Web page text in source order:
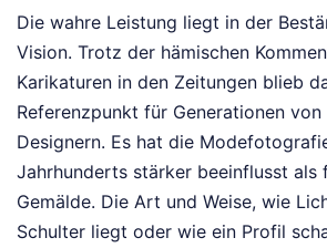
Die wahre Leistung liegt in der
Vision. Trotz der hämischen
Karikaturen in den Zeitungen blieb
Referenzpunkt für Generationen von
Designern. Es hat die
Jahrhunderts stärker beeinflusst als
Gemälde. Die Art und Weise, wie
Schulter liegt oder wie ein Profil